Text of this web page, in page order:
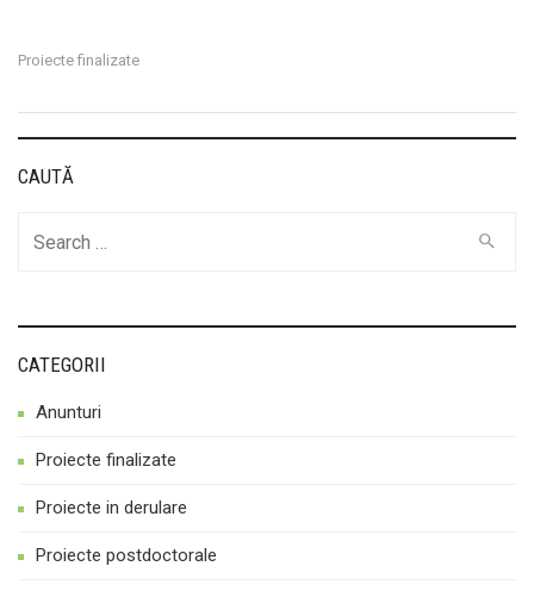
Proiecte finalizate
CAUTĂ
CATEGORII
Anunturi
Proiecte finalizate
Proiecte in derulare
Proiecte postdoctorale